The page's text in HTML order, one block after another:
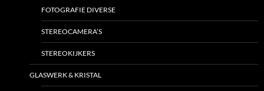
FOTOGRAFIE DIVERSE
STEREOCAMERA’S
STEREOKIJKERS
GLASWERK & KRISTAL